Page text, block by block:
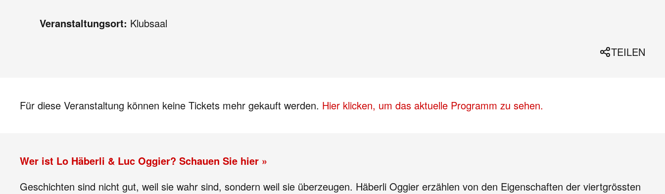
Veranstaltungsort: Klubsaal
TEILEN
Für diese Veranstaltung können keine Tickets mehr gekauft werden. Hier klicken, um das aktuelle Programm zu sehen.
Wer ist Lo Häberli & Luc Oggier? Schauen Sie hier »
Geschichten sind nicht gut, weil sie wahr sind, sondern weil sie überzeugen. Häberli Oggier erzählen von den Eigenschaften der viertgrössten